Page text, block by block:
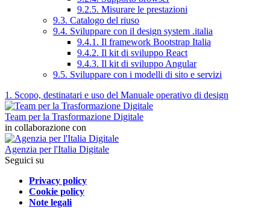
9.2.5. Misurare le prestazioni
9.3. Catalogo del riuso
9.4. Sviluppare con il design system .italia
9.4.1. Il framework Bootstrap Italia
9.4.2. Il kit di sviluppo React
9.4.3. Il kit di sviluppo Angular
9.5. Sviluppare con i modelli di sito e servizi
1. Scopo, destinatari e uso del Manuale operativo di design
Team per la Trasformazione Digitale
in collaborazione con
Agenzia per l'Italia Digitale
Seguici su
Privacy policy
Cookie policy
Note legali